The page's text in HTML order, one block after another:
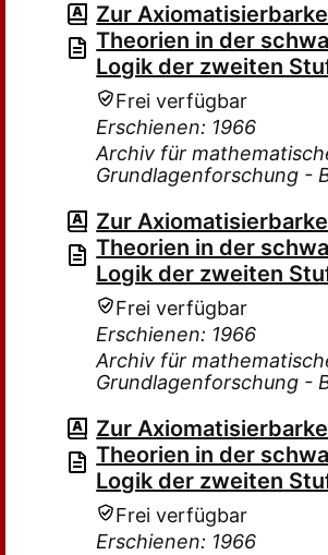
Zur
Theorien in der
Logik der zweiten
Frei verfügbar
Erschienen: 1966
Archiv für
Grundlagenforschung -
Zur
Theorien in der
Logik der zweiten
Frei verfügbar
Erschienen: 1966
Archiv für
Grundlagenforschung -
Zur
Theorien in der
Logik der zweiten
Frei verfügbar
Erschienen: 1966